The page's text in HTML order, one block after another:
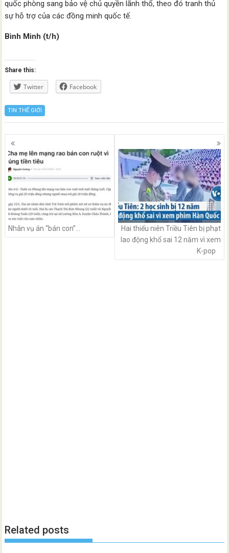
quốc phòng sang bảo vệ chủ quyền lãnh thổ, theo đó tranh thủ
sự hỗ trợ của các đồng minh quốc tế.
Bình Minh (t/h)
Share this:
Twitter Facebook
TIN THẾ GIỚI
Posts
navigation
Nhân vụ án “bán con”…
Hai thiếu niên Triều Tiên bị phạt
lao động khổ sai 12 năm vì xem
K-pop
Related posts